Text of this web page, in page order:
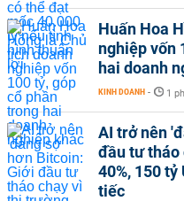
Huấn Hoa
nghiệp vốn
hai doanh
KINH DOANH - 1
AI trở nên
đầu tư tháo
40%, 150
tiếc